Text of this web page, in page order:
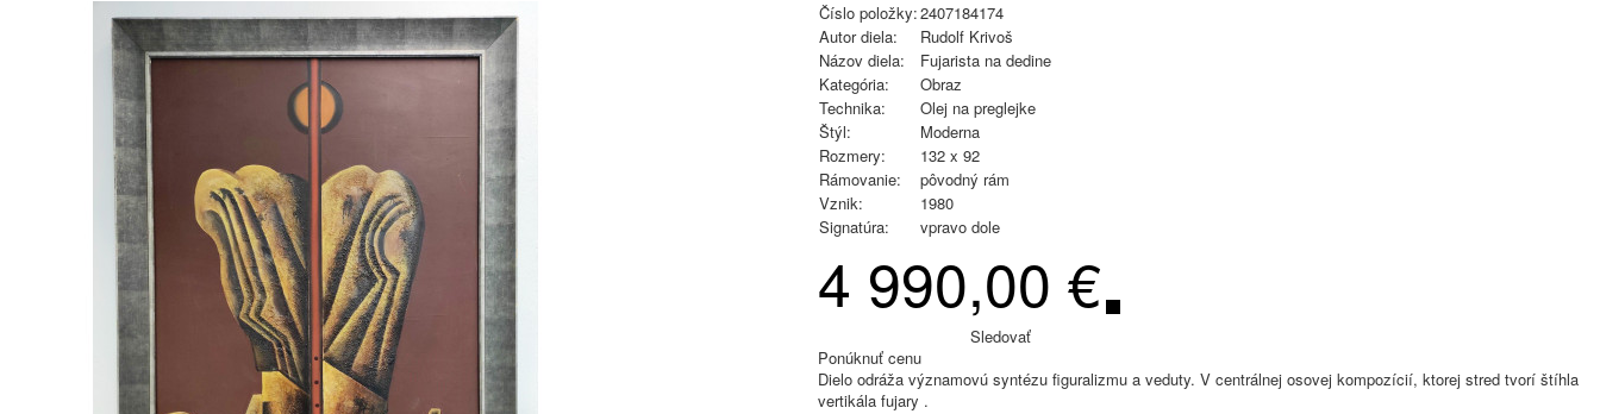
Číslo položky:2407184174
Autor diela:
Rudolf Krivoš
Názov diela:
Fujarista na dedine
Kategória:
Obraz
Technika:
Olej na preglejke
Štýl:
Moderna
Rozmery:
132 x 92
Rámovanie:
pôvodný rám
Vznik:
1980
Signatúra:
vpravo dole
4 990,00 €
Sledovať
Ponúknuť cenu
Dielo odráža významovú syntézu figuralizmu a veduty. V centrálnej osovej kompozícií, ktorej stred tvorí štíhla
vertikála fujary .